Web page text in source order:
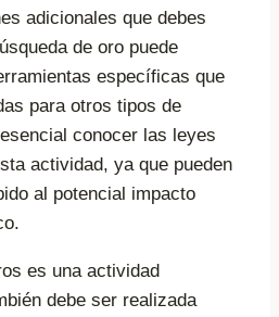
adicionales que debes
de oro puede
específicas que
para otros tipos de
conocer las leyes
actividad, ya que pueden
al potencial impacto
es una actividad
debe ser realizada